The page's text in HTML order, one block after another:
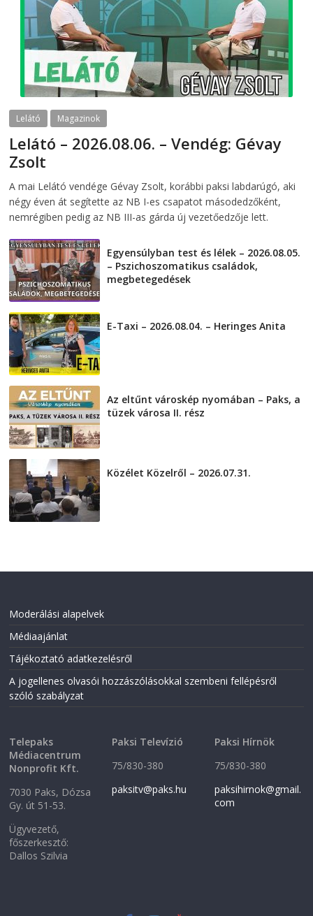
Lelátó Magazinok
Lelátó – 2026.08.06. – Vendég: Gévay
Zsolt
A mai Lelátó vendége Gévay Zsolt, korábbi paksi labdarúgó, aki
négy éven át segítette az NB I-es csapatot másodedzőként,
nemrégiben pedig az NB III-as gárda új vezetőedzője lett.
Egyensúlyban test és lélek – 2026.08.05.
– Pszichoszomatikus családok,
megbetegedések
E-Taxi – 2026.08.04. – Heringes Anita
Az eltűnt városkép nyomában – Paks, a
tüzek városa II. rész
Közélet Közelről – 2026.07.31.
Moderálási alapelvek
Médiaajánlat
Tájékoztató adatkezelésről
A jogellenes olvasói hozzászólásokkal szembeni fellépésről
szóló szabályzat
Telepaks
Médiacentrum
Nonprofit Kft.
7030 Paks, Dózsa
Gy. út 51-53.
Ügyvezető,
főszerkesztő:
Dallos Szilvia
Paksi Televízió
75/830-380
paksitv@paks.hu
Paksi Hírnök
75/830-380
paksihirnok@gmail.
com